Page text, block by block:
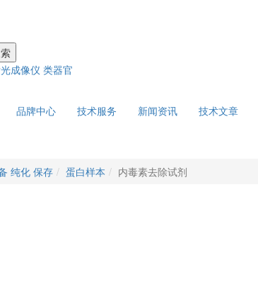
成像仪 类器官
品牌中心 技术服务 新闻资讯 技术文章
纯化 保存 蛋白样本 内毒素去除试剂